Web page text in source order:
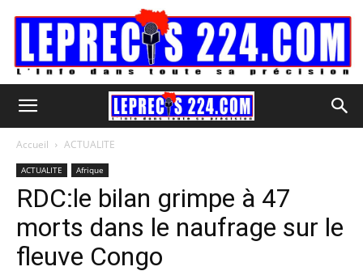
Accueil ACTUALITE
ACTUALITE Afrique
RDC:le bilan grimpe à 47
morts dans le naufrage sur le
fleuve Congo